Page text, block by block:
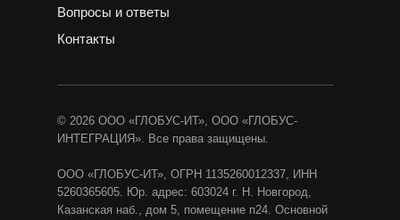
© 2026 ООО «ГЛОБУС-ИТ», ООО «ГЛОБУС-
ИНТЕГРАЦИЯ». Все права защищены.
ООО «ГЛОБУС-ИТ», ОГРН 1135260012337, ИНН
5260365605. Юр. адрес: 603024 г. Н. Новгород,
Казанская наб., дом 5, помещение п24. Основной
Вопросы и ответы
Контакты